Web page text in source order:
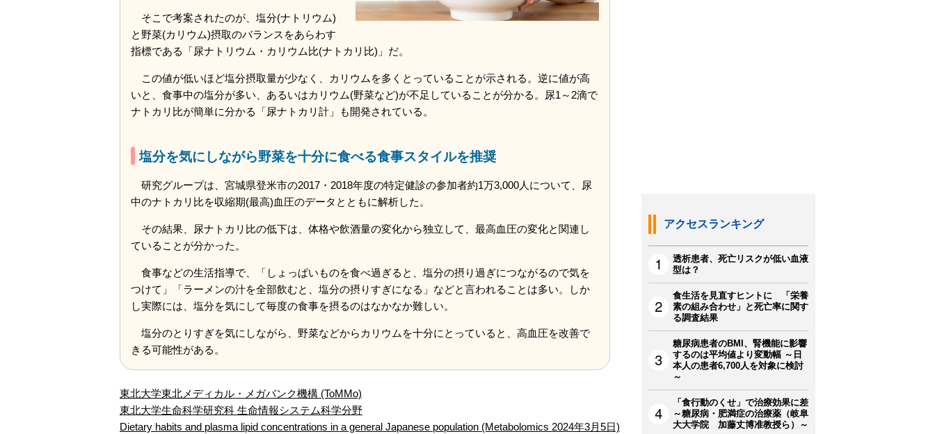
そこで考案されたのが、塩分(ナトリウム)
と野菜(カリウム)摂取のバランスをあらわす
指標である「尿ナトリウム・カリウム比(ナトカリ比)」だ。
この値が低いほど塩分摂取量が少なく、カリウムを多くとっていることが示される。逆に値が高
いと、食事中の塩分が多い、あるいはカリウム(野菜など)が不足していることが分かる。尿1～2滴で
ナトカリ比が簡単に分かる「尿ナトカリ計」も開発されている。
塩分を気にしながら野菜を十分に食べる食事スタイルを推奨
研究グループは、宮城県登米市の2017・2018年度の特定健診の参加者約1万3,000人について、尿
中のナトカリ比を収縮期(最高)血圧のデータとともに解析した。
その結果、尿ナトカリ比の低下は、体格や飲酒量の変化から独立して、最高血圧の変化と関連し
ていることが分かった。
食事などの生活指導で、「しょっぱいものを食べ過ぎると、塩分の摂り過ぎにつながるので気を
つけて」「ラーメンの汁を全部飲むと、塩分の摂りすぎになる」などと言われることは多い。しか
し実際には、塩分を気にして毎度の食事を摂るのはなかなか難しい。
塩分のとりすぎを気にしながら、野菜などからカリウムを十分にとっていると、高血圧を改善で
きる可能性がある。
東北大学東北メディカル・メガバンク機構 (ToMMo)
東北大学生命科学研究科 生命情報システム科学分野
Dietary habits and plasma lipid concentrations in a general Japanese population (Metabolomics 2024年3月5日)
アクセスランキング
透析患者、死亡リスクが低い血液
型は？
食生活を見直すヒントに 「栄養
素の組み合わせ」と死亡率に関す
る調査結果
糖尿病患者のBMI、腎機能に影響
するのは平均値より変動幅 ～日
本人の患者6,700人を対象に検討
～
「食行動のくせ」で治療効果に差
～糖尿病・肥満症の治療薬（岐阜
大大学院 加藤丈博准教授ら）～